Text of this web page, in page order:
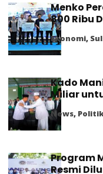
Menko
800 Ribu
Ekonomi,
Kado
Miliar
News,
Program
Resmi